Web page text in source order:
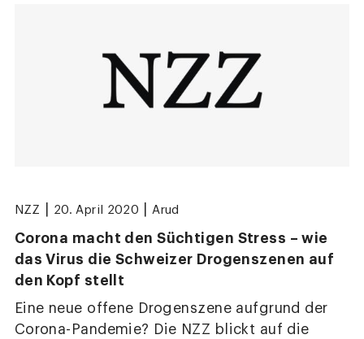
NZZ 20. April 2020 Arud
Corona macht den Süchtigen Stress – wie
das Virus die Schweizer Drogenszenen auf
den Kopf stellt
Eine neue offene Drogenszene aufgrund der
Corona-Pandemie? Die NZZ blickt auf die